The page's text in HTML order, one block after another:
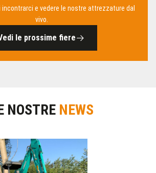
incontrarci e vedere le nostre attrezzature dal
vivo.
le prossime fiere
NOSTRE NEWS